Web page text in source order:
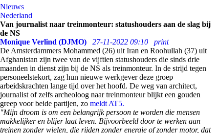
Nieuws
Nederland
Van journalist naar treinmonteur: statushouders aan de slag bij
de NS
Monique Verlind (DJMO)
27-11-2022 09:10
print
De Amsterdammers Mohammed (26) uit Iran en Roohullah (37) uit
Afghanistan zijn twee van de vijftien statushouders die sinds drie
maanden in dienst zijn bij de NS als treinmonteur. In de strijd tegen
personeelstekort, zag hun nieuwe werkgever deze groep
arbeidskrachten lange tijd over het hoofd. De weg van architect,
journalist of zelfs archeoloog naar treinmonteur blijkt een gouden
greep voor beide partijen, zo meldt AT5.
"Mijn droom is om een belangrijk persoon te worden die mensen
makkelijker en blijer laat leven. Bijvoorbeeld door te werken aan
treinen zonder wielen, die rijden zonder energie of zonder motor, dat